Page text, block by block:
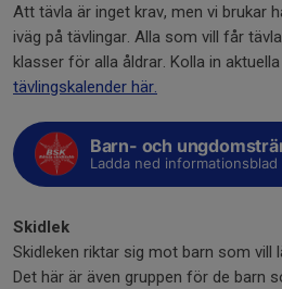
Att tävla är inget krav, men vi brukar
iväg på tävlingar. Alla som vill får
klasser för alla åldrar. Kolla in
tävlingskalender här.
Barn- och
Ladda ned informationsblad
Skidlek
Skidleken riktar sig mot barn som vill
Det här är även gruppen för de barn